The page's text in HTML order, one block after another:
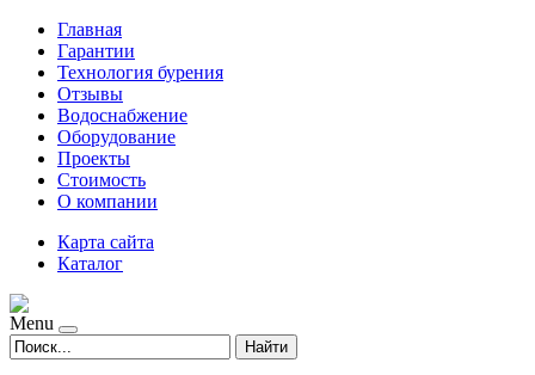
Главная
Гарантии
Технология бурения
Отзывы
Водоснабжение
Оборудование
Проекты
Стоимость
О компании
Карта сайта
Каталог
Menu
Найти